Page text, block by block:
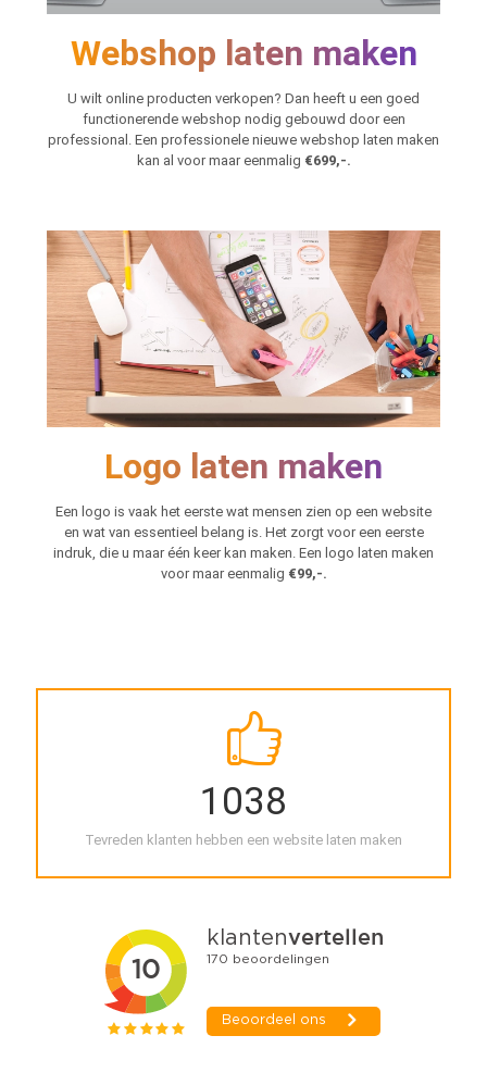
Webshop laten maken
U wilt online producten verkopen? Dan heeft u een goed
functionerende webshop nodig gebouwd door een
professional. Een professionele nieuwe webshop laten maken
kan al voor maar eenmalig €699,-.
Logo laten maken
Een logo is vaak het eerste wat mensen zien op een website
en wat van essentieel belang is. Het zorgt voor een eerste
indruk, die u maar één keer kan maken. Een logo laten maken
voor maar eenmalig €99,-.
1038
Tevreden klanten hebben een website laten maken